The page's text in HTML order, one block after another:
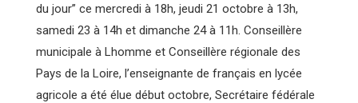
du jour” ce mercredi à 18h, jeudi 21 octobre à 13h,
samedi 23 à 14h et dimanche 24 à 11h. Conseillère
municipale à Lhomme et Conseillère régionale des
Pays de la Loire, l’enseignante de français en lycée
agricole a été élue début octobre, Secrétaire fédérale